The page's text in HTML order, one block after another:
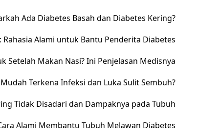
Ada Diabetes Basah dan Diabetes Kering?
Rahasia Alami untuk Bantu Penderita Diabetes
Setelah Makan Nasi? Ini Penjelasan Medisnya
Terkena Infeksi dan Luka Sulit Sembuh?
Tidak Disadari dan Dampaknya pada Tubuh
Alami Membantu Tubuh Melawan Diabetes